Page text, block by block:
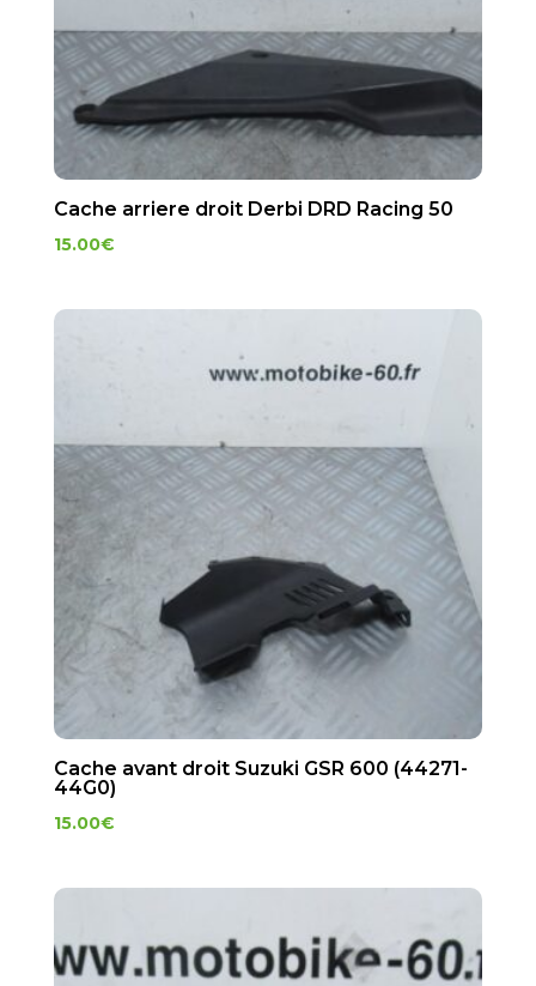
Cache arriere droit Derbi DRD Racing 50
15.00€
Cache avant droit Suzuki GSR 600 (44271-
44G0)
15.00€